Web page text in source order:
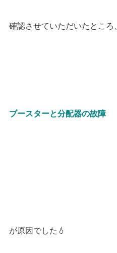
確認させていただいたところ
ブースターと分配器の故障
が原因でした💧